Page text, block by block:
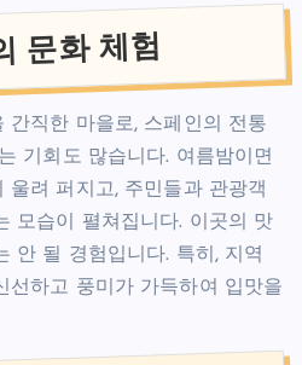
문화 체험
간직한 마을로, 스페인의 전통
기회도 많습니다. 여름밤이면
울려 퍼지고, 주민들과 관광객
모습이 펼쳐집니다. 이곳의 맛
안 될 경험입니다. 특히, 지역
선하고 풍미가 가득하여 입맛을